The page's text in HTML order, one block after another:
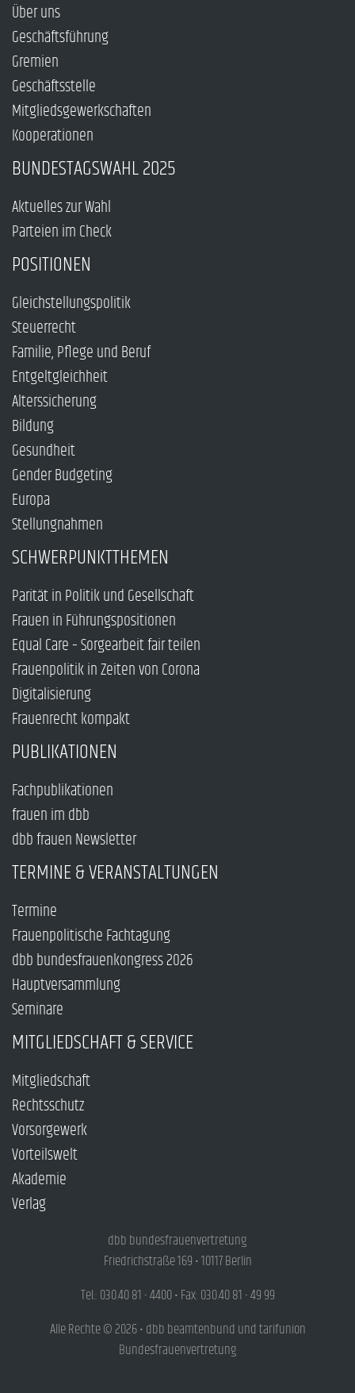
Über uns
Geschäftsführung
Gremien
Geschäftsstelle
Mitgliedsgewerkschaften
Kooperationen
BUNDESTAGSWAHL 2025
Aktuelles zur Wahl
Parteien im Check
POSITIONEN
Gleichstellungspolitik
Steuerrecht
Familie, Pflege und Beruf
Entgeltgleichheit
Alterssicherung
Bildung
Gesundheit
Gender Budgeting
Europa
Stellungnahmen
SCHWERPUNKTTHEMEN
Parität in Politik und Gesellschaft
Frauen in Führungspositionen
Equal Care – Sorgearbeit fair teilen
Frauenpolitik in Zeiten von Corona
Digitalisierung
Frauenrecht kompakt
PUBLIKATIONEN
Fachpublikationen
frauen im dbb
dbb frauen Newsletter
TERMINE & VERANSTALTUNGEN
Termine
Frauenpolitische Fachtagung
dbb bundesfrauenkongress 2026
Hauptversammlung
Seminare
MITGLIEDSCHAFT & SERVICE
Mitgliedschaft
Rechtsschutz
Vorsorgewerk
Vorteilswelt
Akademie
Verlag
dbb bundesfrauenvertretung
Friedrichstraße 169 • 10117 Berlin
Tel.: 030.40 81 - 4400 • Fax: 030.40 81 - 49 99
Alle Rechte © 2026 • dbb beamtenbund und tarifunion
Bundesfrauenvertretung